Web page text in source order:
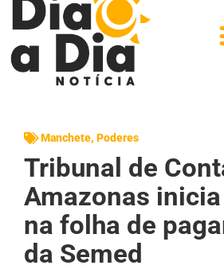
Manchete, Poderes
Tribunal de
Amazonas
na folha de
da Semed